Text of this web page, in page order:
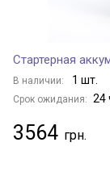
Стартерная
В наличии: 1 шт.
Срок ожидания: 24
3564